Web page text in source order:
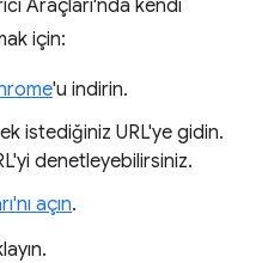
Araçları'nda kendi
için:
'u indirin.
istediğiniz URL'ye gidin.
denetleyebilirsiniz.
açın.